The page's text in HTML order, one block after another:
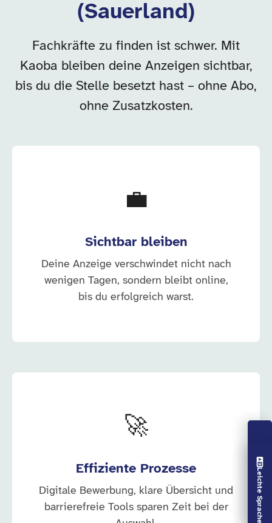
Vorlesen aus
Leichte Sprache aus
(Sauerland)
Fachkräfte zu finden ist schwer. Mit
Kaoba bleiben deine Anzeigen sichtbar,
bis du die Stelle besetzt hast – ohne Abo,
ohne Zusatzkosten.
💼
Sichtbar bleiben
Deine Anzeige verschwindet nicht nach
wenigen Tagen, sondern bleibt online,
bis du erfolgreich warst.
🚀
Effiziente Prozesse
Digitale Bewerbung, klare Übersicht und
barrierefreie Tools sparen Zeit bei der